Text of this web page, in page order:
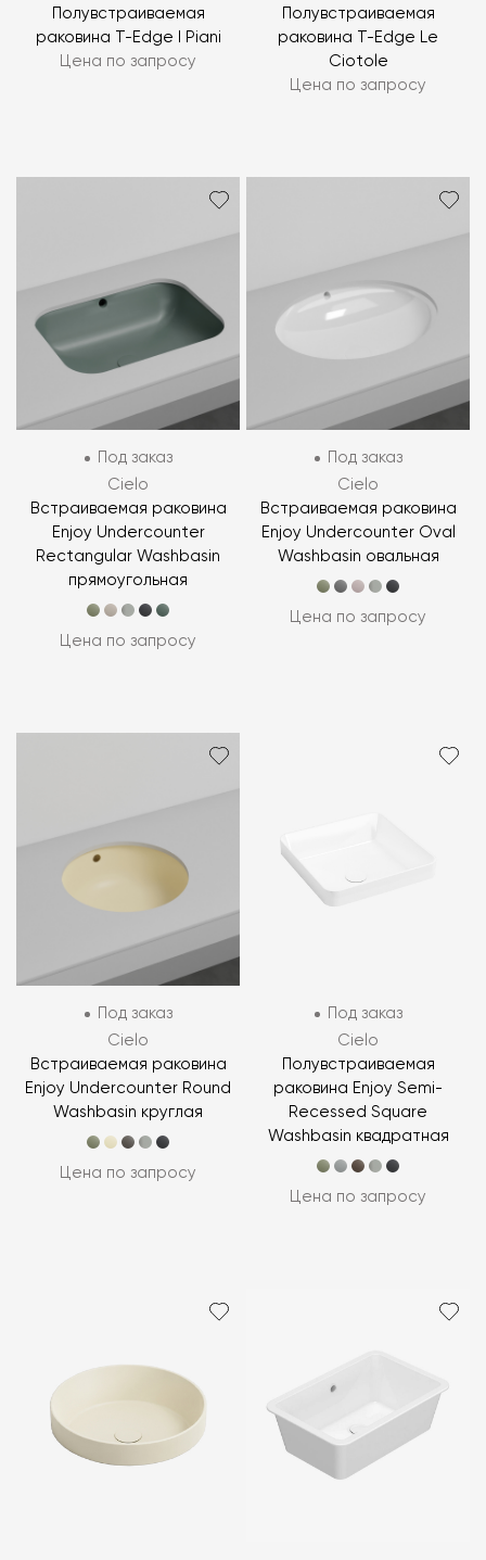
Полувстраиваемая
раковина T-Edge I Piani
Цена по запросу
Полувстраиваемая
раковина T-Edge Le
Ciotole
Цена по запросу
Под заказ
Cielo
Встраиваемая раковина
Enjoy Undercounter
Rectangular Washbasin
прямоугольная
Цена по запросу
Под заказ
Cielo
Встраиваемая раковина
Enjoy Undercounter Oval
Washbasin овальная
Цена по запросу
Под заказ
Cielo
Встраиваемая раковина
Enjoy Undercounter Round
Washbasin круглая
Цена по запросу
Под заказ
Cielo
Полувстраиваемая
раковина Enjoy Semi-
Recessed Square
Washbasin квадратная
Цена по запросу